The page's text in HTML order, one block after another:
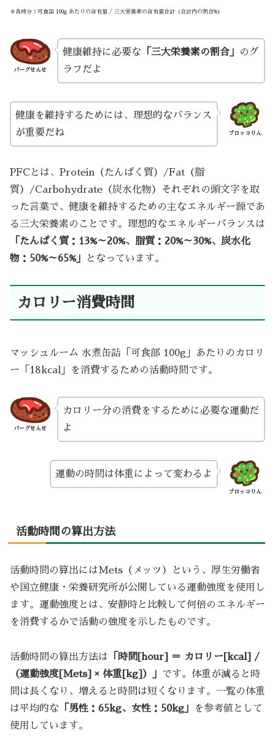
※各成分：可食部 100g あたりの含有量 / 三大栄養素の含有量合計（合計内の割合%）
バーグせんせ
健康維持に必要な 「三大栄養素の割合」
のグ
ラフだよ
ブロッコりん
健康を維持するためには、理想的なバランス
が重要だね
PFCとは、Protein（たんぱく質）/Fat（脂
質）/Carbohydrate（炭水化物）それぞれの頭文字を取
った言葉で、健康を維持するための主なエネルギー源であ
る三大栄養素のことです。理想的なエネルギーバランスは
「たんぱく質：13%～20%、脂質：20%～30%、炭水化
物：50%～65%」
となっています。
カロリー消費時間
マッシュルーム 水煮缶詰「可食部 100g」あたりのカロリ
ー「18kcal」を消費するための活動時間です。
バーグせんせ
カロリー分の消費をするために必要な運動だ
よ
ブロッコりん
運動の時間は体重によって変わるよ
活動時間の算出方法
活動時間の算出にはMets（メッツ）という、厚生労働省
や国立健康・栄養研究所が公開している運動強度を使用し
ます。運動強度とは、安静時と比較して何倍のエネルギー
を消費するかで活動の強度を示したものです。
活動時間の算出方法は 「時間[hour] ＝ カロリー[kcal] /
（運動強度[Mets] × 体重[kg]）」 です。体重が減ると時
間は長くなり、増えると時間は短くなります。一覧の体重
は平均的な 「男性：65kg、女性：50kg」
を参考値として
使用しています。